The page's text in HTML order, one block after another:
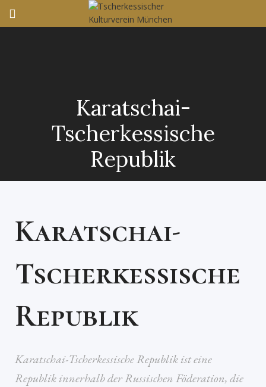
Karatschai-
Tscherkessische
Republik
Karatschai-
Tscherkessische
Republik
Karatschai-Tscherkessische Republik ist eine
Republik innerhalb der Russischen Föderation, die